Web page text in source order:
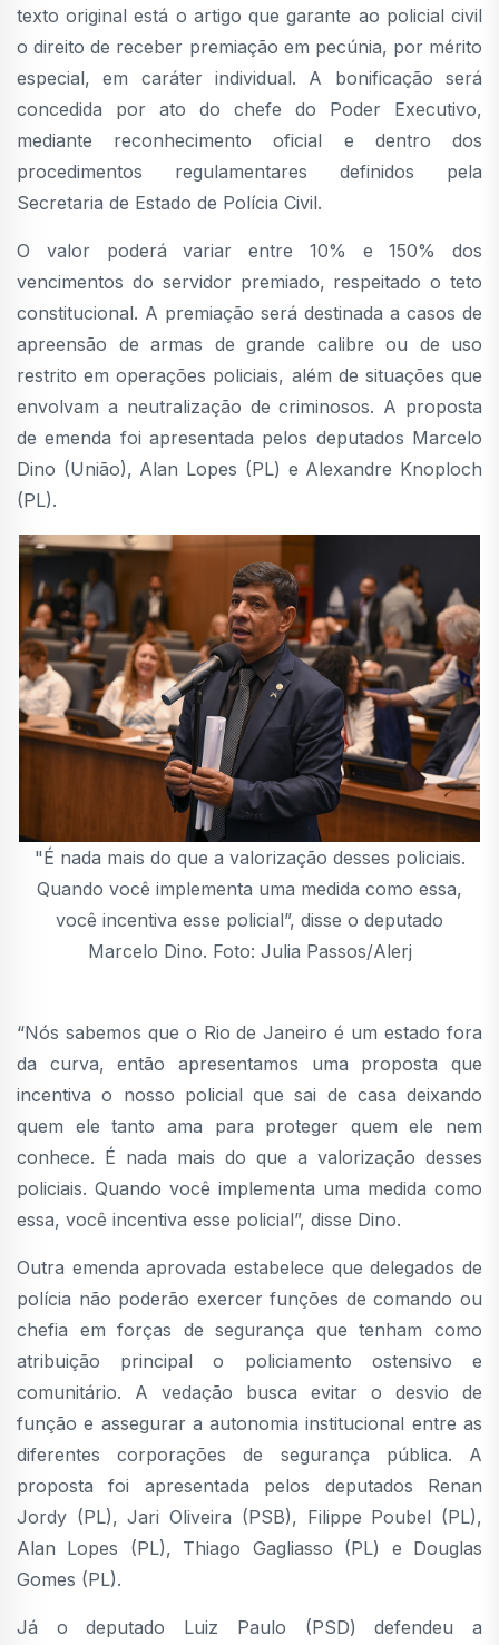
texto original está o artigo que garante ao policial civil
o direito de receber premiação em pecúnia, por mérito
especial, em caráter individual. A bonificação será
concedida por ato do chefe do Poder Executivo,
mediante reconhecimento oficial e dentro dos
procedimentos regulamentares definidos pela
Secretaria de Estado de Polícia Civil.
O valor poderá variar entre 10% e 150% dos
vencimentos do servidor premiado, respeitado o teto
constitucional. A premiação será destinada a casos de
apreensão de armas de grande calibre ou de uso
restrito em operações policiais, além de situações que
envolvam a neutralização de criminosos. A proposta
de emenda foi apresentada pelos deputados Marcelo
Dino (União), Alan Lopes (PL) e Alexandre Knoploch
(PL).
"É nada mais do que a valorização desses policiais.
Quando você implementa uma medida como essa,
você incentiva esse policial”, disse o deputado
Marcelo Dino. Foto: Julia Passos/Alerj
“Nós sabemos que o Rio de Janeiro é um estado fora
da curva, então apresentamos uma proposta que
incentiva o nosso policial que sai de casa deixando
quem ele tanto ama para proteger quem ele nem
conhece. É nada mais do que a valorização desses
policiais. Quando você implementa uma medida como
essa, você incentiva esse policial”, disse Dino.
Outra emenda aprovada estabelece que delegados de
polícia não poderão exercer funções de comando ou
chefia em forças de segurança que tenham como
atribuição principal o policiamento ostensivo e
comunitário. A vedação busca evitar o desvio de
função e assegurar a autonomia institucional entre as
diferentes corporações de segurança pública. A
proposta foi apresentada pelos deputados Renan
Jordy (PL), Jari Oliveira (PSB), Filippe Poubel (PL),
Alan Lopes (PL), Thiago Gagliasso (PL) e Douglas
Gomes (PL).
Já o deputado Luiz Paulo (PSD) defendeu a